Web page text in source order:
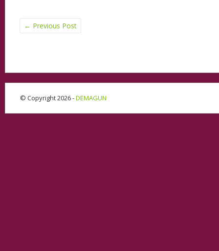
← Previous Post
© Copyright 2026 -DEMAGUN